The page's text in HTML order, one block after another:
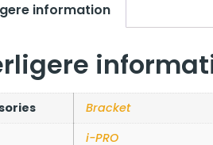
information
Bracket
i-PRO